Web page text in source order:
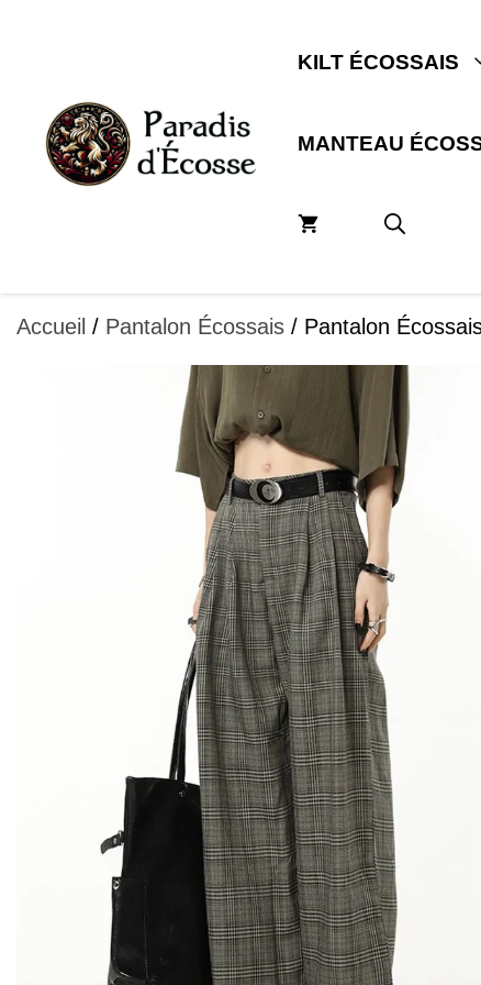
KILT ÉCOSSAIS
MANTEAU
Accueil / Pantalon Écossais / Pantalon